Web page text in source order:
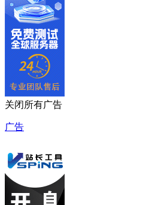
关闭所有广告
广告